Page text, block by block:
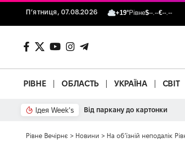
П’ятниця, 07.08.2026 +19°Рівне$--.--€--.--
РІВНЕ ОБЛАСТЬ УКРАЇНА СВІТ
Ідея Week's Від паркану до картонки
Рівне Вечірнє > Новини > На об’їзній неподалік